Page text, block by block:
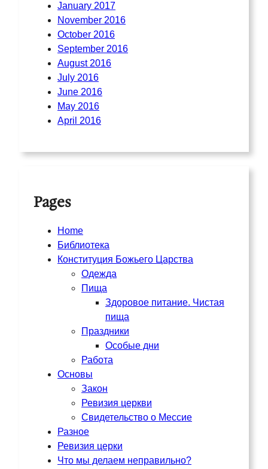
January 2017
November 2016
October 2016
September 2016
August 2016
July 2016
June 2016
May 2016
April 2016
Pages
Home
Библиотека
Конституция Божьего Царства
Одежда
Пища
Здоровое питание. Чистая
пища
Праздники
Особые дни
Работа
Основы
Закон
Ревизия церкви
Свидетельство о Мессие
Разное
Ревизия церки
Что мы делаем неправильно?